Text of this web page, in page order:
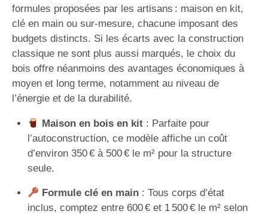
formules proposées par les artisans : maison en kit,
clé en main ou sur-mesure, chacune imposant des
budgets distincts. Si les écarts avec la construction
classique ne sont plus aussi marqués, le choix du
bois offre néanmoins des avantages économiques à
moyen et long terme, notamment au niveau de
l’énergie et de la durabilité.
Maison en bois en kit: Parfaite pour
l’autoconstruction, ce modèle affiche un coût
d’environ 350 € à 500 € le m² pour la structure
seule.
Formule clé en main: Tous corps d’état
inclus, comptez entre 600 € et 1 500 € le m² selon